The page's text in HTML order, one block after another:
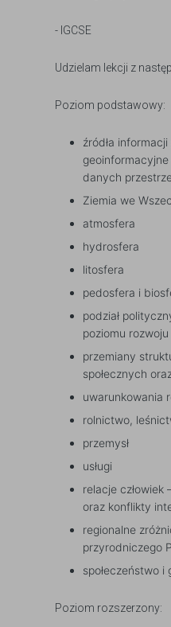
- IGCSE
Udzielam lekcji z
Poziom podstawowy:
źródła
danych
Ziemia we
atmosfera
hydrosfera
litosfera
pedosfera i
podział
poziomu
przemiany
społecznych
uwarunkowania
rolnictwo,
przemysł
usługi
relacje człowiek
oraz konflikty
regionalne
przyrodniczego
społeczeństwo i
Poziom rozszerzony: